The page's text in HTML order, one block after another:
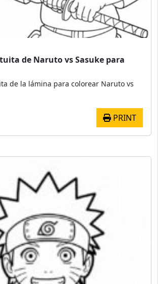
de Naruto vs Sasuke para
de la lámina para colorear Naruto vs
PRINT